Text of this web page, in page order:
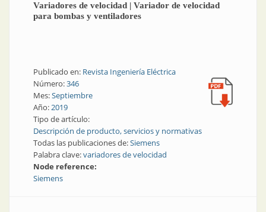
Variadores de velocidad | Variador de velocidad
para bombas y ventiladores
Publicado en: Revista Ingeniería Eléctrica
Número:346
Mes:Septiembre
Año:2019
Tipo de artículo:
Descripción de producto, servicios y normativas
Todas las publicaciones de:Siemens
Palabra clave:variadores de velocidad
Node reference:
Siemens